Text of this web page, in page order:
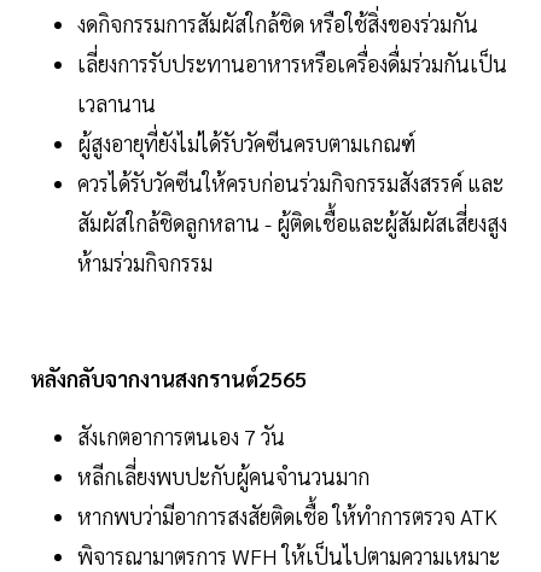
งดกิจกรรมการสัมผัสใกล้ชิด หรือใช้สิ่งของร่วมกัน
เลี่ยงการรับประทานอาหารหรือเครื่องดื่มร่วมกันเป็น
เวลานาน
ผู้สูงอายุที่ยังไม่ได้รับวัคซีนครบตามเกณฑ์
ควรได้รับวัคซีนให้ครบก่อนร่วมกิจกรรมสังสรรค์ และ
สัมผัสใกล้ชิดลูกหลาน - ผู้ติดเชื้อและผู้สัมผัสเสี่ยงสูง
ห้ามร่วมกิจกรรม
หลังกลับจากงานสงกรานต์2565
สังเกตอาการตนเอง 7 วัน
หลีกเลี่ยงพบปะกับผู้คนจำนวนมาก
หากพบว่ามีอาการสงสัยติดเชื้อ ให้ทำการตรวจ ATK
พิจารณามาตรการ WFH ให้เป็นไปตามความเหมาะ